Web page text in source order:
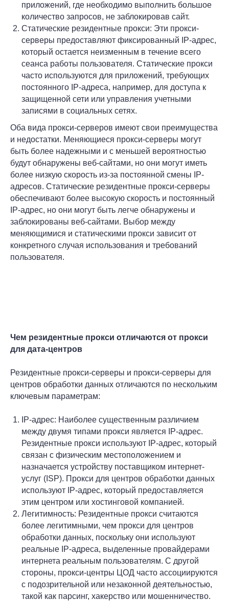
приложений, где необходимо выполнить большое
количество запросов, не заблокировав сайт.
Статические резидентные прокси: Эти прокси-
серверы предоставляют фиксированный IP-адрес,
который остается неизменным в течение всего
сеанса работы пользователя. Статические прокси
часто используются для приложений, требующих
постоянного IP-адреса, например, для доступа к
защищенной сети или управления учетными
записями в социальных сетях.
Оба вида прокси-серверов имеют свои преимущества
и недостатки. Меняющиеся прокси-серверы могут
быть более надежными и с меньшей вероятностью
будут обнаружены веб-сайтами, но они могут иметь
более низкую скорость из-за постоянной смены IP-
адресов. Статические резидентные прокси-серверы
обеспечивают более высокую скорость и постоянный
IP-адрес, но они могут быть легче обнаружены и
заблокированы веб-сайтами. Выбор между
меняющимися и статическими прокси зависит от
конкретного случая использования и требований
пользователя.
Чем резидентные прокси отличаются от прокси
для дата-центров
Резидентные прокси-серверы и прокси-серверы для
центров обработки данных отличаются по нескольким
ключевым параметрам:
IP-адрес: Наиболее существенным различием
между двумя типами прокси является IP-адрес.
Резидентные прокси используют IP-адрес, который
связан с физическим местоположением и
назначается устройству поставщиком интернет-
услуг (ISP). Прокси для центров обработки данных
используют IP-адрес, который предоставляется
этим центром или хостинговой компанией.
Легитимность: Резидентные прокси считаются
более легитимными, чем прокси для центров
обработки данных, поскольку они используют
реальные IP-адреса, выделенные провайдерами
интернета реальным пользователям. С другой
стороны, прокси-центры ЦОД часто ассоциируются
с подозрительной или незаконной деятельностью,
такой как парсинг, хакерство или мошенничество.